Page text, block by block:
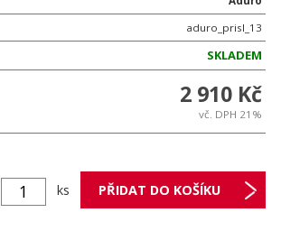
aduro_prisl_13
SKLADEM
2 910 Kč
vč. DPH 21%
ks